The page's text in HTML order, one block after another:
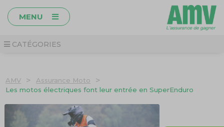
MENU
CATÉGORIES
AMV > Assurance Moto >
Les motos électriques font leur entrée en SuperEnduro